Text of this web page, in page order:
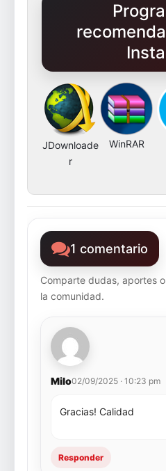
JDownloade
r
WinRAR
1 comentario
Comparte dudas, aportes
la comunidad.
Milo02/09/2025 · 10:23 pm
Gracias! Calidad
Responder